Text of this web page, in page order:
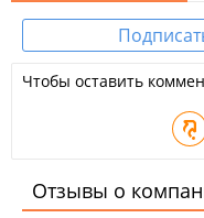
Чтобы оставить
Отзывы о